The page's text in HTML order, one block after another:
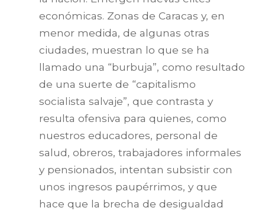
económicas. Zonas de Caracas y, en
menor medida, de algunas otras
ciudades, muestran lo que se ha
llamado una “burbuja”, como resultado
de una suerte de “capitalismo
socialista salvaje”, que contrasta y
resulta ofensiva para quienes, como
nuestros educadores, personal de
salud, obreros, trabajadores informales
y pensionados, intentan subsistir con
unos ingresos paupérrimos, y que
hace que la brecha de desigualdad